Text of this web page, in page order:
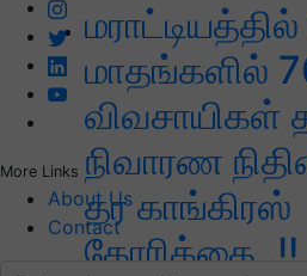
More Links
About Us
Contact
மாதங்களில்
நிவாரண
தர காங்கிரஸ்
கோரிக்கை..!!